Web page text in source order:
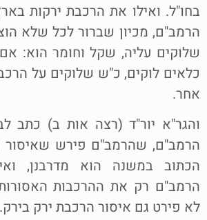
בחו"ל. ואילו את הרכבת ירקות
הרמב"ם, מכיון שברור לכל שלא
שלוקים עליה, שקל וחומר הוא:
כלאים לוקים, כ"ש שלוקים על
אחר.
והגר"א יור"ד (רצה אות ב)
הרמב"ם, שהרמב"ם פירש שאיסור
הכתוב במשנה הוא מדרבנן,
הרמב"ם רק את ההרכבות
לא פירט גם איסור הרכבת ירק בירק.